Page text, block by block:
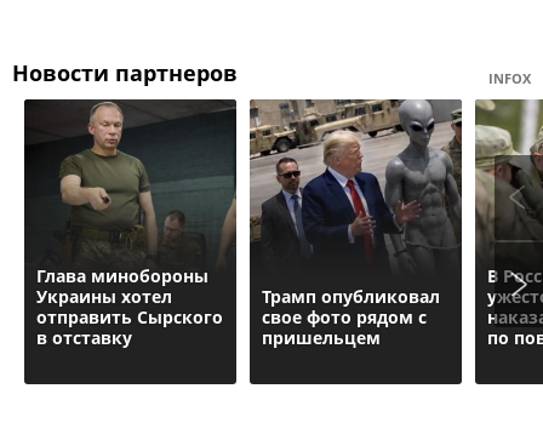
Новости партнеров INFOX
Глава минобороны
Украины хотел
отправить Сырского
в отставку
Трамп опубликовал
свое фото рядом с
пришельцем
В
по